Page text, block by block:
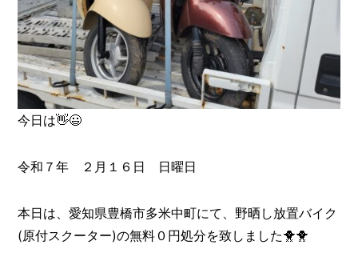
今日は👋😃
令和７年 ２月１６日 日曜日
本日は、愛知県豊橋市多米中町にて、野晒し放置バイク
(原付スクーター)の無料０円処分を致しました🐥🐥